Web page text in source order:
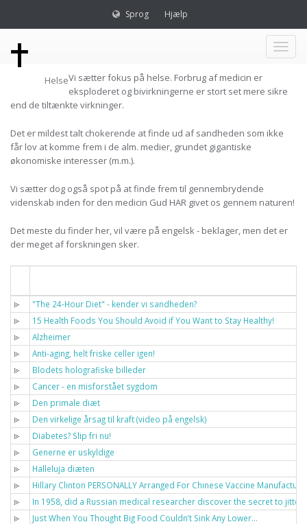
Sprog Hjælp
Toggle
HelseVi sætter fokus på helse. Forbrug af medicin er
eksploderet og bivirkningerne er stort set mere sikre
end de tiltænkte virkninger.
Det er mildest talt chokerende at finde ud af sandheden som ikke
får lov at komme frem i de alm. medier, grundet gigantiske
økonomiske interesser (m.m.).
Vi sætter dog også spot på at finde frem til gennembrydende
videnskab inden for den medicin Gud HAR givet os gennem naturen!
Det meste du finder her, vil være på engelsk - beklager, men det er
der meget af forskningen sker.
"The 24-Hour Diet" - kender vi sandheden?
15 Health Foods You Should Avoid if You Want to Stay Healthy!
Alzheimer
Anti-aging, helt friske celler igen!
Blodets holografiske billeder
Cancer - en misforstået sygdom
Den primale diæt
Den virkelige årsag til kraft (video på engelsk)
Diabetes? Slip fri nu!
Generne er uskyldige
Halleluja diæten
Hillary Clinton PERSONALLY Arranged For Chinese Vaccine
In 1958, did a Russian medical researcher discover the secret to jitter-
Just When You Thought Big Food Couldn’t Sink Any Lower…